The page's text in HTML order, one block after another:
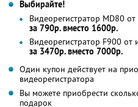
Выбирайте!
Видеорегистратор MD80
за 790р. вместо 1600р.
Видеорегистратор F900 от
за 3470р. вместо 7000р.
Один купон действует на
видеорегистратора
Вы можете приобрести
подарок